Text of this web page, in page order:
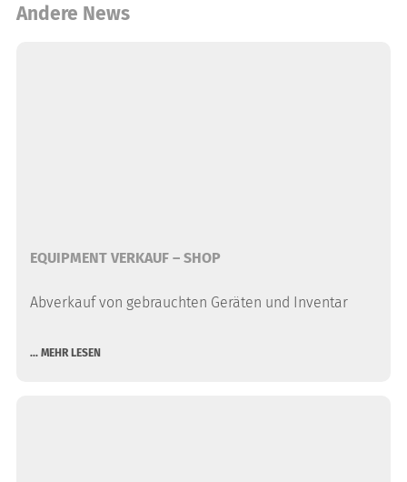
Andere News
EQUIPMENT VERKAUF – SHOP
Abverkauf von gebrauchten Geräten und Inventar
... MEHR LESEN